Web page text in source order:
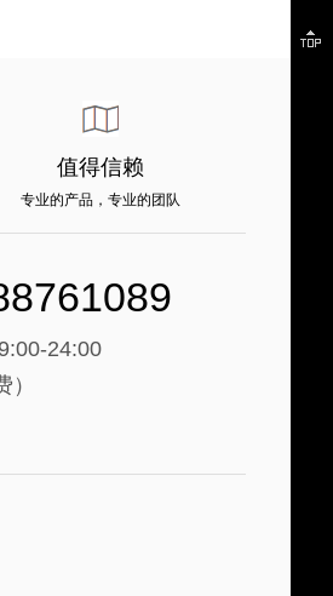
值得信赖
专业的产品，专业的团队
24:00
）